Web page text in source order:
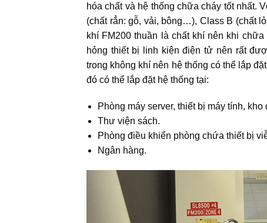
hóa chất và hệ thống chữa cháy tốt nhất.
(chất rẳn: gỗ, vải, bông…), Class B (chất
khí FM200 thuần là chất khí nên khi
hỏng thiết bị linh kiện điện tử nên rất
trong không khí nên hệ thống có thể lắp
đó có thể lắp đặt hệ thống tại:
Phòng máy server, thiết bị máy tính, kho
Thư viện sách.
Phòng điều khiển phòng chứa thiết bị
Ngân hàng.